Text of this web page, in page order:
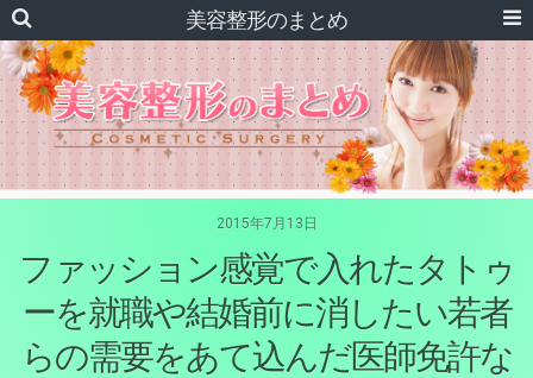
美容整形のまとめ
2015年7月13日
ファッション感覚で入れたタトゥ
ーを就職や結婚前に消したい若者
らの需要をあて込んだ医師免許な